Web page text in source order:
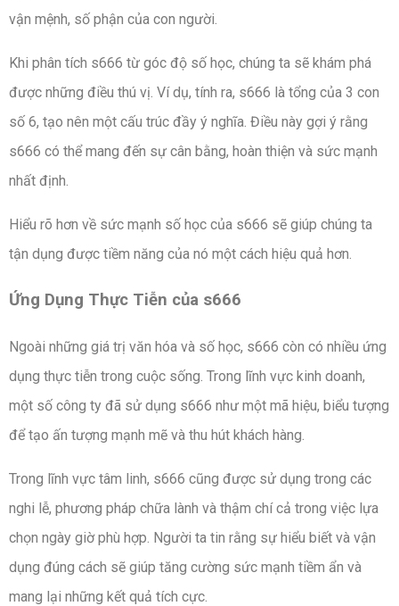
vận mệnh, số phận của con người.
Khi phân tích s666 từ góc độ số học, chúng ta sẽ khám phá
được những điều thú vị. Ví dụ, tính ra, s666 là tổng của 3 con
số 6, tạo nên một cấu trúc đầy ý nghĩa. Điều này gợi ý rằng
s666 có thể mang đến sự cân bằng, hoàn thiện và sức mạnh
nhất định.
Hiểu rõ hơn về sức mạnh số học của s666 sẽ giúp chúng ta
tận dụng được tiềm năng của nó một cách hiệu quả hơn.
Ứng Dụng Thực Tiễn của s666
Ngoài những giá trị văn hóa và số học, s666 còn có nhiều ứng
dụng thực tiễn trong cuộc sống. Trong lĩnh vực kinh doanh,
một số công ty đã sử dụng s666 như một mã hiệu, biểu tượng
để tạo ấn tượng mạnh mẽ và thu hút khách hàng.
Trong lĩnh vực tâm linh, s666 cũng được sử dụng trong các
nghi lễ, phương pháp chữa lành và thậm chí cả trong việc lựa
chọn ngày giờ phù hợp. Người ta tin rằng sự hiểu biết và vận
dụng đúng cách sẽ giúp tăng cường sức mạnh tiềm ẩn và
mang lại những kết quả tích cực.